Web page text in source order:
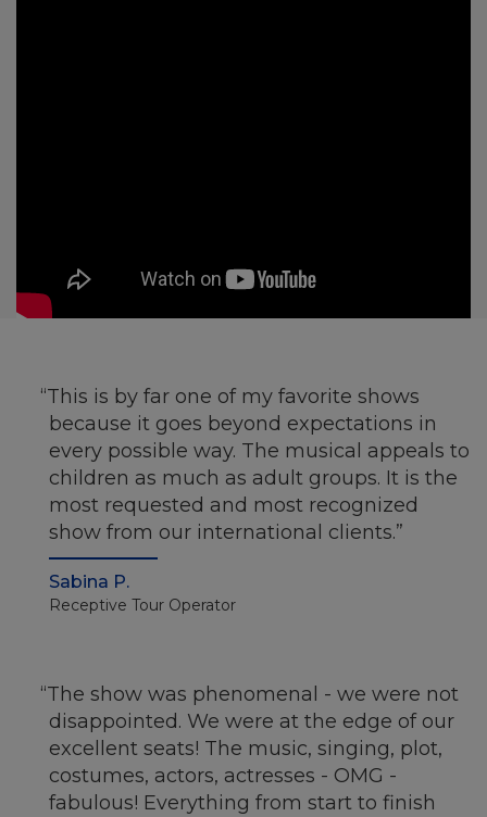
This is by far one of my favorite shows
because it goes beyond expectations in
every possible way. The musical appeals to
children as much as adult groups. It is the
most requested and most recognized
show from our international clients.
Sabina P.
Receptive Tour Operator
The show was phenomenal - we were not
disappointed. We were at the edge of our
excellent seats! The music, singing, plot,
costumes, actors, actresses - OMG -
fabulous! Everything from start to finish